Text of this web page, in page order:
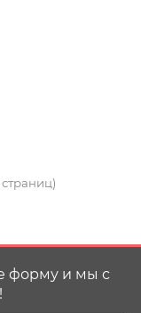
страниц)
форму и мы с